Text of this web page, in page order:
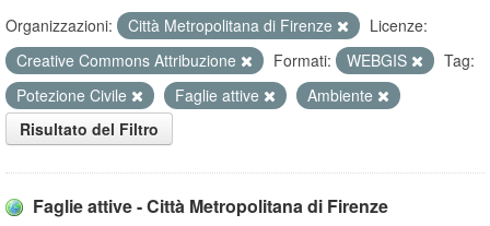
Organizzazioni: Città Metropolitana di Firenze
Licenze:
Creative Commons Attribuzione
Formati: WEBGIS
Tag:
Potezione Civile
Faglie attive
Ambiente
Risultato del Filtro
Faglie attive - Città Metropolitana di Firenze